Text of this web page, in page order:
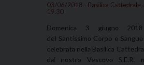
03/06/2018 - Basilica Cattedrale
19.30
Domenica 3 giugno
del Santissimo Corpo e
celebrata nella Basilica
dal nostro Vescovo S.E.R.